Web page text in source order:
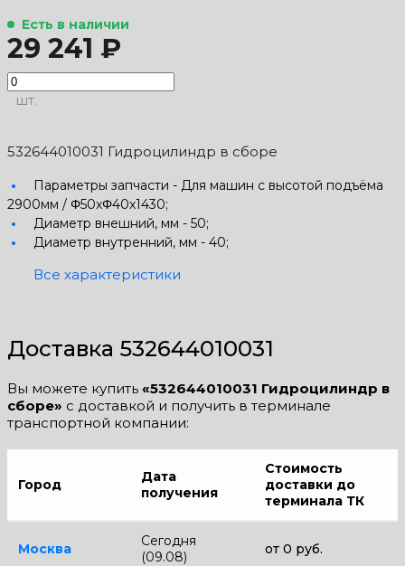
Есть в наличии
29 241 ₽
шт.
532644010031 Гидроцилиндр в сборе
Параметры запчасти - Для машин с высотой подъёма
2900мм / Φ50xΦ40x1430;
Диаметр внешний, мм - 50;
Диаметр внутренний, мм - 40;
Все характеристики
Доставка 532644010031
Вы можете купить «532644010031 Гидроцилиндр в
сборе» с доставкой и получить в терминале
транспортной компании:
Город
Дата
получения
Стоимость
доставки до
терминала ТК
Москва
Сегодня
(09.08)
от 0 руб.